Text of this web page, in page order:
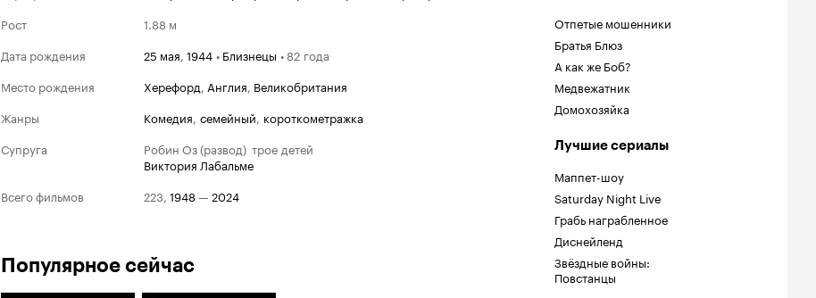
Рост
1.88 м
Дата рождения
25 мая, 1944 • Близнецы • 82 года
Место рождения
Херефорд, Англия, Великобритания
Жанры
комедия, семейный, короткометражка
Супруга
Робин Оз (развод) трое детей
Виктория Лабальме
Всего фильмов
223, 1948— 2024
Отпетые мошенники
Братья Блюз
А как же Боб?
Медвежатник
Домохозяйка
Лучшие сериалы
Маппет-шоу
Saturday Night Live
Грабь награбленное
Диснейленд
Звёздные войны:
Повстанцы
Популярное сейчас